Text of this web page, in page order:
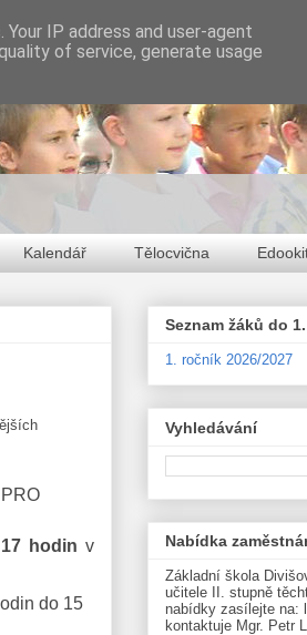
Kalendář Tělocvična
hodin v
do 15
Seznam žáků do
1. ročník 2026/2027
Vyhledávání
Nabídka
Základní škola
učitele II. stupně
nabídky zasílejte na:
kontaktuje Mgr. Petr
IP address and user-agent
of service, generate usage